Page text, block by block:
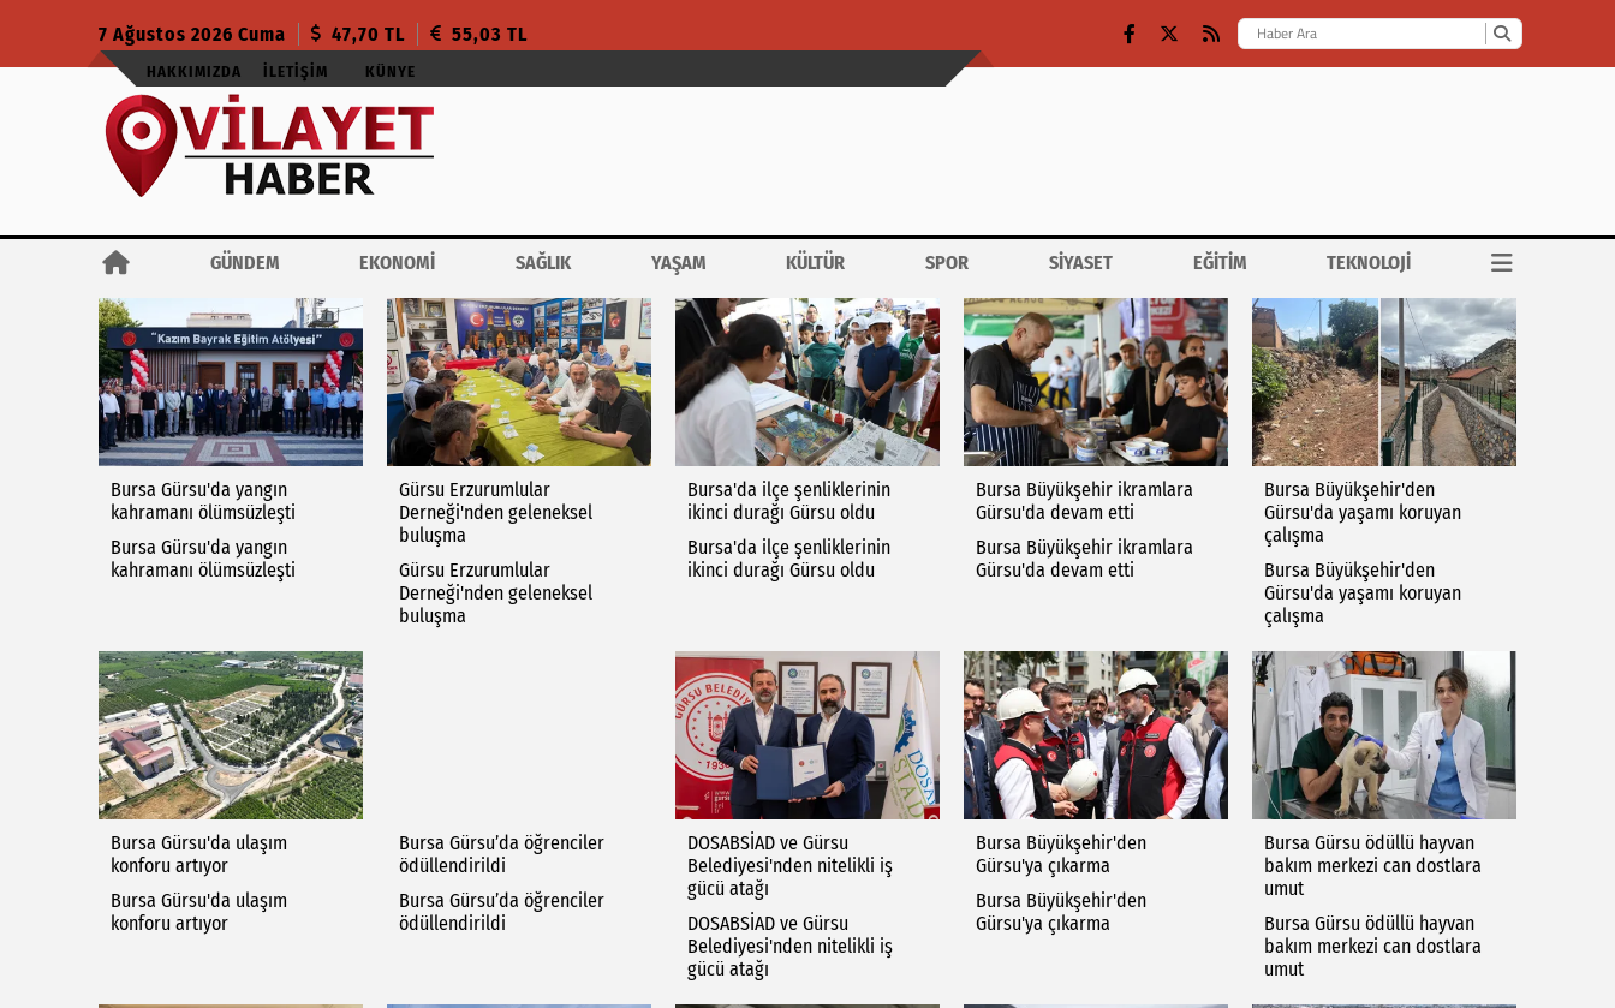
7 Ağustos 2026 Cuma 47,70 TL 55,03 TL
HAKKIMIZDA İLETIŞIM KÜNYE
GÜNDEM EKONOMİ SAĞLIK YAŞAM KÜLTÜR SPOR SİYASET EĞİTİM TEKNOLOJİ
Bursa Gürsu'da yangın
kahramanı ölümsüzleşti
Bursa Gürsu'da yangın
kahramanı ölümsüzleşti
Gürsu Erzurumlular
Derneği'nden geleneksel
buluşma
Gürsu Erzurumlular
Derneği'nden geleneksel
buluşma
Bursa'da ilçe şenliklerinin
ikinci durağı Gürsu oldu
Bursa'da ilçe şenliklerinin
ikinci durağı Gürsu oldu
Bursa Büyükşehir ikramlara
Gürsu'da devam etti
Bursa Büyükşehir ikramlara
Gürsu'da devam etti
Bursa Büyükşehir'den
Gürsu'da yaşamı koruyan
çalışma
Bursa Büyükşehir'den
Gürsu'da yaşamı koruyan
çalışma
Bursa Gürsu'da ulaşım
konforu artıyor
Bursa Gürsu'da ulaşım
konforu artıyor
Bursa Gürsu’da öğrenciler
ödüllendirildi
Bursa Gürsu’da öğrenciler
ödüllendirildi
DOSABSİAD ve Gürsu
Belediyesi'nden nitelikli iş
gücü atağı
DOSABSİAD ve Gürsu
Belediyesi'nden nitelikli iş
gücü atağı
Bursa Büyükşehir'den
Gürsu'ya çıkarma
Bursa Büyükşehir'den
Gürsu'ya çıkarma
Bursa Gürsu ödüllü hayvan
bakım merkezi can dostlara
umut
Bursa Gürsu ödüllü hayvan
bakım merkezi can dostlara
umut